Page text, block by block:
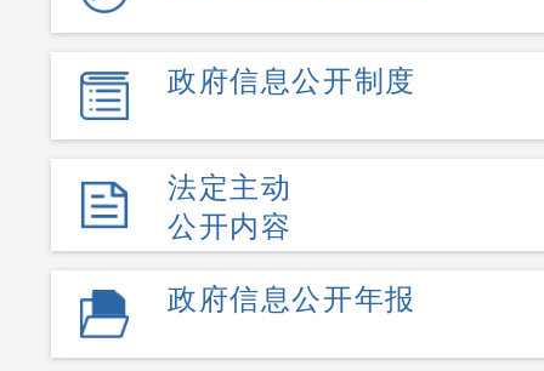
政府信息公开制度
法定主动
公开内容
政府信息公开年报